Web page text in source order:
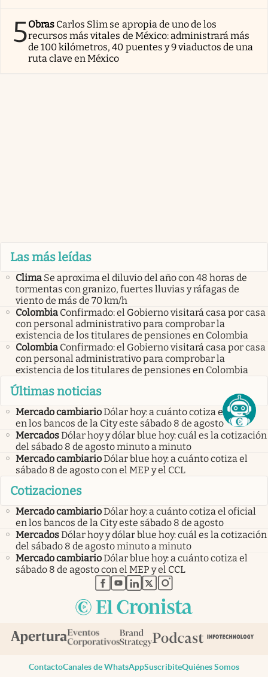
5Obras Carlos Slim se apropia de uno de los
recursos más vitales de México: administrará más
de 100 kilómetros, 40 puentes y 9 viaductos de una
ruta clave en México
Las más leídas
Clima Se aproxima el diluvio del año con 48 horas de
tormentas con granizo, fuertes lluvias y ráfagas de
viento de más de 70 km/h
Colombia Confirmado: el Gobierno visitará casa por casa
con personal administrativo para comprobar la
existencia de los titulares de pensiones en Colombia
Colombia Confirmado: el Gobierno visitará casa por casa
con personal administrativo para comprobar la
existencia de los titulares de pensiones en Colombia
Últimas noticias
Mercado cambiarioDólar hoy: a cuánto cotiza el oficial
en los bancos de la City este sábado 8 de agosto
MercadosDólar hoy y dólar blue hoy: cuál es la cotización
del sábado 8 de agosto minuto a minuto
Mercado cambiarioDólar blue hoy: a cuánto cotiza el
sábado 8 de agosto con el MEP y el CCL
Cotizaciones
Mercado cambiarioDólar hoy: a cuánto cotiza el oficial
en los bancos de la City este sábado 8 de agosto
MercadosDólar hoy y dólar blue hoy: cuál es la cotización
del sábado 8 de agosto minuto a minuto
Mercado cambiarioDólar blue hoy: a cuánto cotiza el
sábado 8 de agosto con el MEP y el CCL
abre en nueva pestaña
abre en nueva pestaña
abre en nueva pestaña
abre en nueva pestaña
abre en nueva pestaña
ContactoCanales de WhatsAppSuscribiteQuiénes Somos